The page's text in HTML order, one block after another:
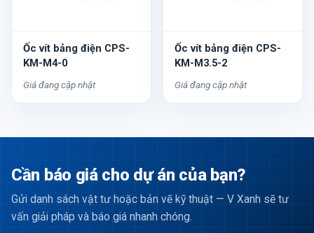
Ốc vít bảng điện CPS-
KM-M4-0
Giá đang cập nhật
Ốc vít bảng điện CPS-
KM-M3.5-2
Giá đang cập nhật
Cần báo giá cho dự án của bạn?
Gửi danh sách vật tư hoặc bản vẽ kỹ thuật — V Xanh sẽ tư
vấn giải pháp và báo giá nhanh chóng.